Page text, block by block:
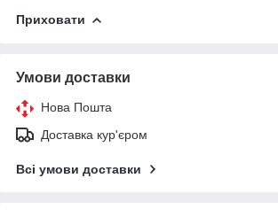
Приховати
Умови доставки
Нова Пошта
Доставка кур'єром
Всі умови доставки